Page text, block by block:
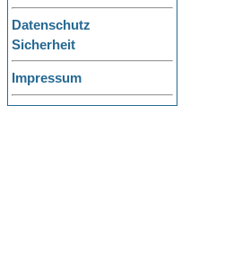
Datenschutz
Sicherheit
Impressum